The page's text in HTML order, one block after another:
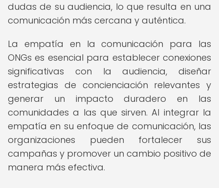
dudas de su audiencia, lo que resulta en una
comunicación más cercana y auténtica.
La empatía en la comunicación para las
ONGs es esencial para establecer conexiones
significativas con la audiencia, diseñar
estrategias de concienciación relevantes y
generar un impacto duradero en las
comunidades a las que sirven. Al integrar la
empatía en su enfoque de comunicación, las
organizaciones pueden fortalecer sus
campañas y promover un cambio positivo de
manera más efectiva.